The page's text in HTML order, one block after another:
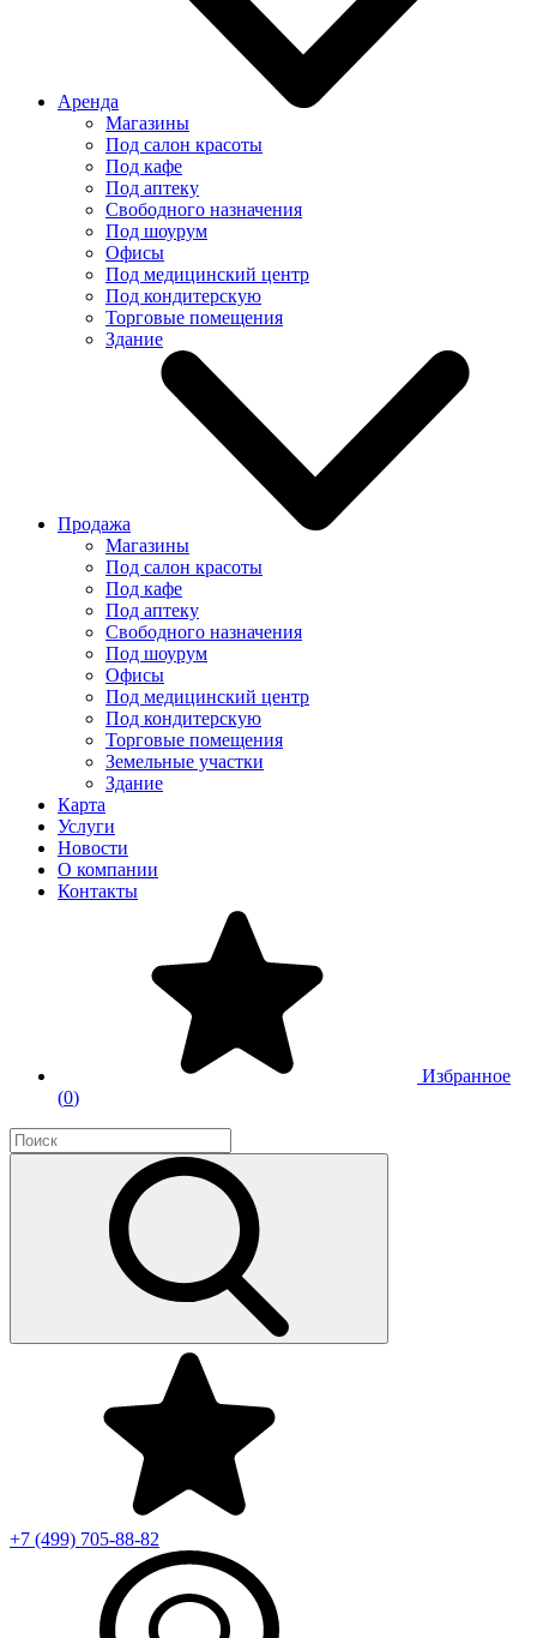
Аренда
Магазины
Под салон красоты
Под кафе
Под аптеку
Свободного назначения
Под шоурум
Офисы
Под медицинский центр
Под кондитерскую
Торговые помещения
Здание
Продажа
Магазины
Под салон красоты
Под кафе
Под аптеку
Свободного назначения
Под шоурум
Офисы
Под медицинский центр
Под кондитерскую
Торговые помещения
Земельные участки
Здание
Карта
Услуги
Новости
О компании
Контакты
Избранное
(0)
+7 (499) 705-88-82